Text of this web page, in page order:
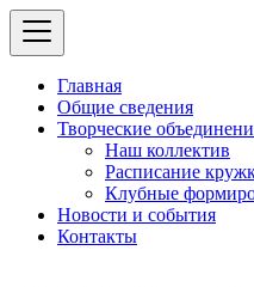
Главная
Общие сведения
Творческие
Наш коллектив
Расписание
Клубные
Новости и события
Контакты